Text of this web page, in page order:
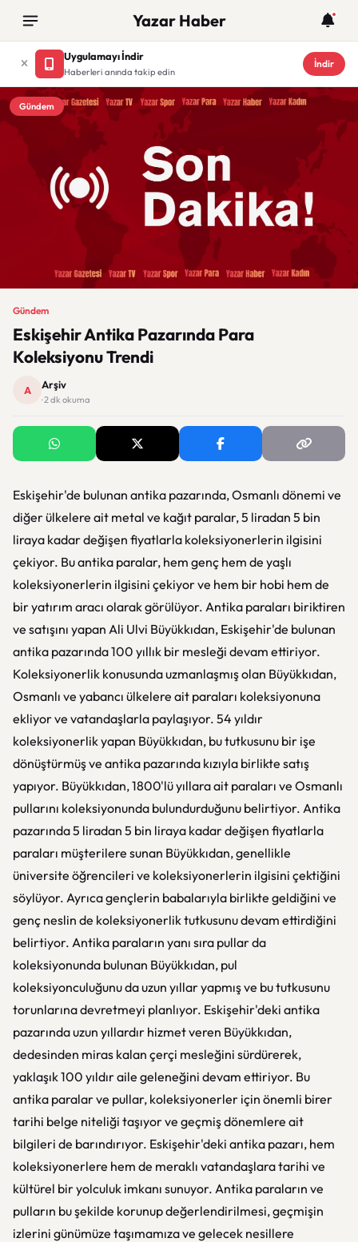
Yazar Haber
Uygulamayı İndir
Haberleri anında takip edin
İndir
Gündem
Gündem
Eskişehir Antika Pazarında Para
Koleksiyonu Trendi
A Arşiv
· 2 dk okuma
Eskişehir'de bulunan antika pazarında, Osmanlı dönemi ve
diğer ülkelere ait metal ve kağıt paralar, 5 liradan 5 bin
liraya kadar değişen fiyatlarla koleksiyonerlerin ilgisini
çekiyor. Bu antika paralar, hem genç hem de yaşlı
koleksiyonerlerin ilgisini çekiyor ve hem bir hobi hem de
bir yatırım aracı olarak görülüyor. Antika paraları biriktiren
ve satışını yapan Ali Ulvi Büyükkıdan, Eskişehir'de bulunan
antika pazarında 100 yıllık bir mesleği devam ettiriyor.
Koleksiyonerlik konusunda uzmanlaşmış olan Büyükkıdan,
Osmanlı ve yabancı ülkelere ait paraları koleksiyonuna
ekliyor ve vatandaşlarla paylaşıyor. 54 yıldır
koleksiyonerlik yapan Büyükkıdan, bu tutkusunu bir işe
dönüştürmüş ve antika pazarında kızıyla birlikte satış
yapıyor. Büyükkıdan, 1800'lü yıllara ait paraları ve Osmanlı
pullarını koleksiyonunda bulundurduğunu belirtiyor. Antika
pazarında 5 liradan 5 bin liraya kadar değişen fiyatlarla
paraları müşterilere sunan Büyükkıdan, genellikle
üniversite öğrencileri ve koleksiyonerlerin ilgisini çektiğini
söylüyor. Ayrıca gençlerin babalarıyla birlikte geldiğini ve
genç neslin de koleksiyonerlik tutkusunu devam ettirdiğini
belirtiyor. Antika paraların yanı sıra pullar da
koleksiyonunda bulunan Büyükkıdan, pul
koleksiyonculuğunu da uzun yıllar yapmış ve bu tutkusunu
torunlarına devretmeyi planlıyor. Eskişehir'deki antika
pazarında uzun yıllardır hizmet veren Büyükkıdan,
dedesinden miras kalan çerçi mesleğini sürdürerek,
yaklaşık 100 yıldır aile geleneğini devam ettiriyor. Bu
antika paralar ve pullar, koleksiyonerler için önemli birer
tarihi belge niteliği taşıyor ve geçmiş dönemlere ait
bilgileri de barındırıyor. Eskişehir'deki antika pazarı, hem
koleksiyonerlere hem de meraklı vatandaşlara tarihi ve
kültürel bir yolculuk imkanı sunuyor. Antika paraların ve
pulların bu şekilde korunup değerlendirilmesi, geçmişin
izlerini günümüze taşımamıza ve gelecek nesillere